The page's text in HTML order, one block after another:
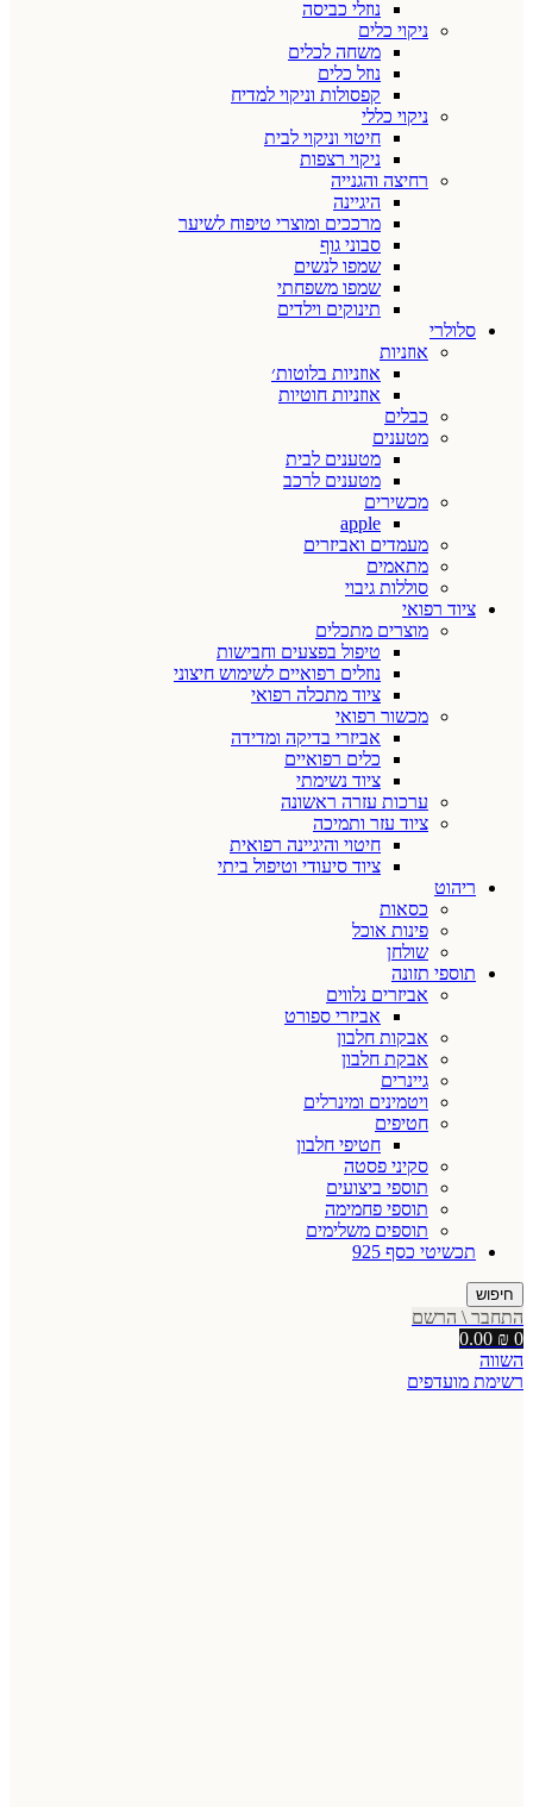
נוזלי כביסה
ניקוי כלים
משחה לכלים
נוזל כלים
קפסולות וניקוי למדיח
ניקוי כללי
חיטוי וניקוי לבית
ניקוי רצפות
רחיצה והגנייה
היגיינה
מרככים ומוצרי טיפוח לשיער
סבוני גוף
שמפו לנשים
שמפו משפחתי
תינוקים וילדים
סלולרי
אוזניות
אוזניות בלוטות׳
אוזניות חוטיות
כבלים
מטענים
מטענים לבית
מטענים לרכב
מכשירים
apple
מעמדים ואביזרים
מתאמים
סוללות גיבוי
ציוד רפואי
מוצרים מתכלים
טיפול בפצעים וחבישות
נוזלים רפואיים לשימוש חיצוני
ציוד מתכלה רפואי
מכשור רפואי
אביזרי בדיקה ומדידה
כלים רפואיים
ציוד נשימתי
ערכות עזרה ראשונה
ציוד עזר ותמיכה
חיטוי והיגיינה רפואית
ציוד סיעודי וטיפול ביתי
ריהוט
כסאות
פינות אוכל
שולחן
תוספי תזונה
אביזרים נלווים
אביזרי ספורט
אבקות חלבון
אבקת חלבון
גיינרים
ויטמינים ומינרלים
חטיפים
חטיפי חלבון
סקיני פסטה
תוספי ביצועים
תוספי פחמימה
תוספים משלימים
תכשיטי כסף 925
חיפוש
התחבר \ הרשם
0
0.00 ₪
השווה
רשימת מועדפים